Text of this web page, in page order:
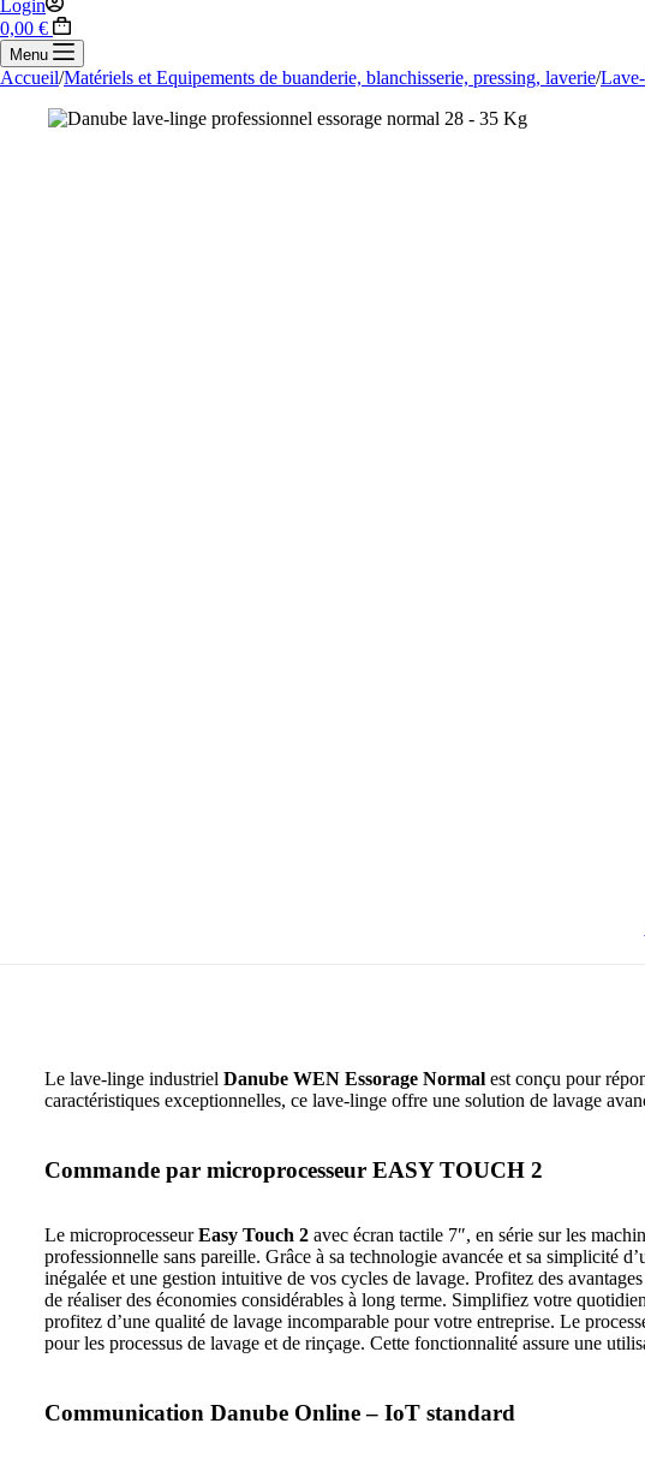
Login
0,00 €
Menu
Accueil/Matériels et Equipements de buanderie, blanchisserie, pressing, laverie/
Le lave-linge industriel Danube WEN Essorage Normal est conçu pour
caractéristiques exceptionnelles, ce lave-linge offre une solution de lavage
Commande par microprocesseur EASY TOUCH 2
Le microprocesseurEasy Touch 2 avec écran tactile 7″, en série sur les
professionnelle sans pareille. Grâce à sa technologie avancée et sa simplicité
inégalée et une gestion intuitive de vos cycles de lavage. Profitez des
de réaliser des économies considérables à long terme. Simplifiez votre
profitez d’une qualité de lavage incomparable pour votre entreprise. Le
pour les processus de lavage et de rinçage. Cette fonctionnalité assure une
Communication Danube Online – IoT standard